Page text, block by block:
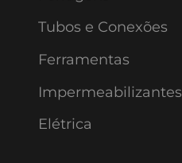
Tubos e Conexões
Ferramentas
Impermeabilizantes
Elétrica